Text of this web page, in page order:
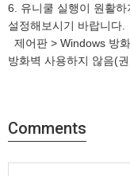
6. 유니쿨 실행이 원활
설정해보시기 바랍니다.
제어판 > Windows 방
방화벽 사용하지 않음(
Comments